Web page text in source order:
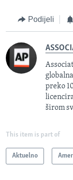
Podijeli
preko
širom
This item is part of
Aktuelno